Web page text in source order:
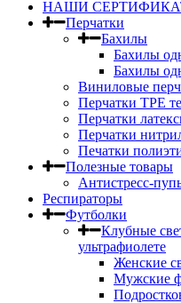
НАШИ
Перчатки
Бахилы
Бахилы
Бахилы
Виниловые
Перчатки TPE
Перчатки
Перчатки
Печатки
Полезные товары
Антистресс-
Респираторы
Футболки
Клубные
ультрафиолете
Женские
Мужские